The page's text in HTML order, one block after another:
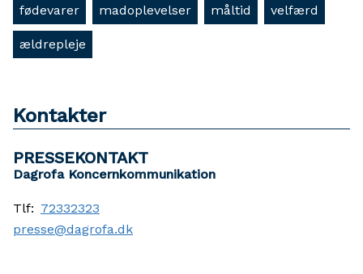
fødevarer madoplevelser måltid velfærd
ældrepleje
Kontakter
PRESSEKONTAKT
Dagrofa Koncernkommunikation
Tlf: 72332323
presse@dagrofa.dk